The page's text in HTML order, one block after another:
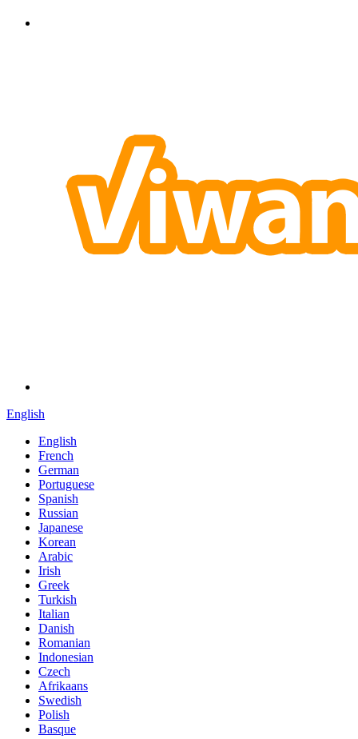
English
English
French
German
Portuguese
Spanish
Russian
Japanese
Korean
Arabic
Irish
Greek
Turkish
Italian
Danish
Romanian
Indonesian
Czech
Afrikaans
Swedish
Polish
Basque